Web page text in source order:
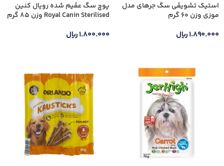
استیک تشویقی سگ جرهای مدل
موزی وزن 60 گرم
۱.۸۹۰.۰۰۰ریال
پوچ سگ عقیم شده رویال کنین
Royal Canin Sterilised وزن 85 گرم
۱.۸۰۰.۰۰۰ریال